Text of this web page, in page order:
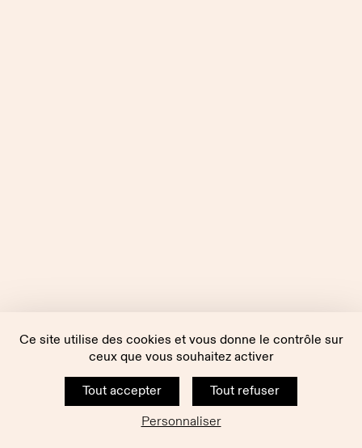
Ce site utilise des cookies et vous donne le contrôle sur
ceux que vous souhaitez activer
Tout accepter
Tout refuser
Personnaliser